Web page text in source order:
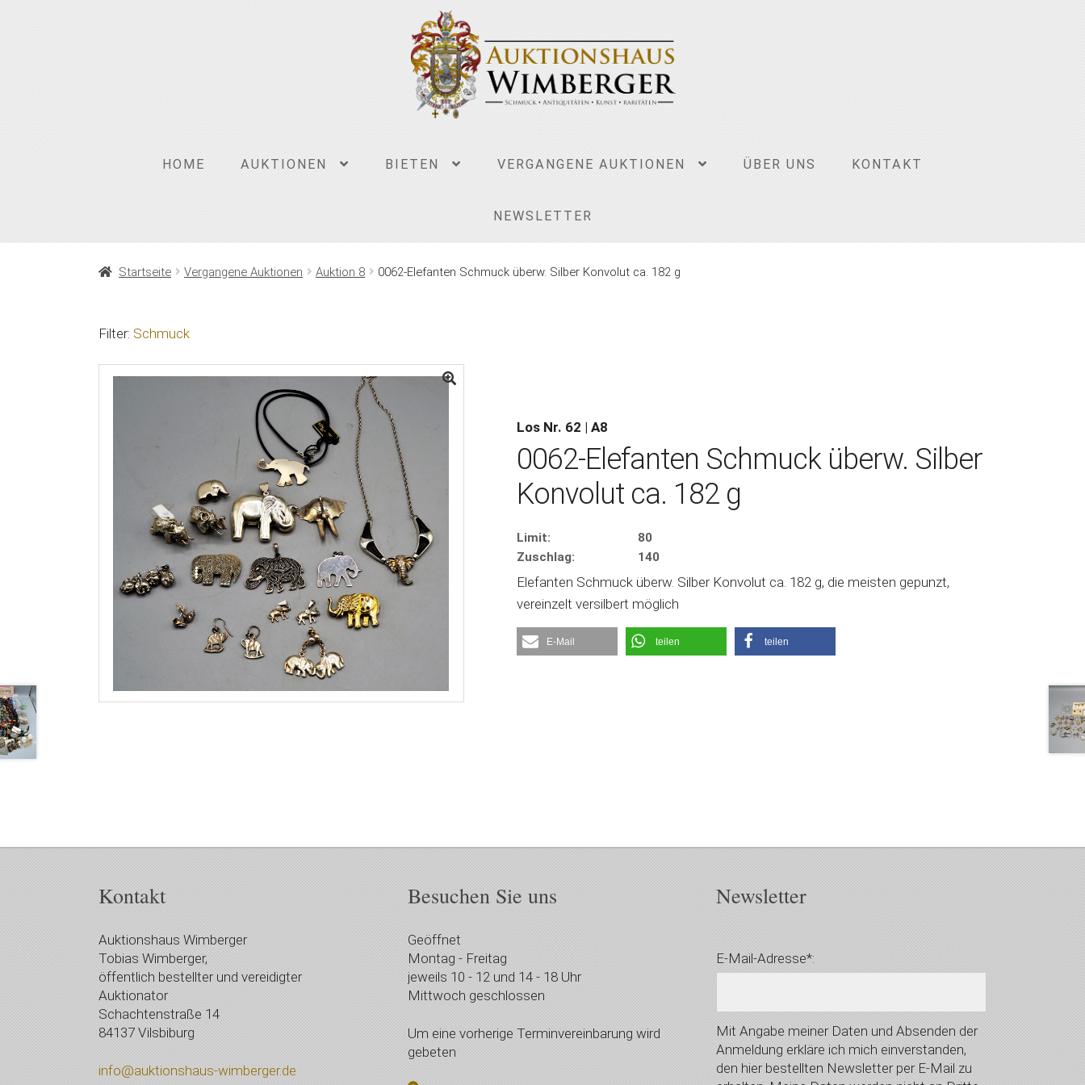
HOME AUKTIONEN BIETEN VERGANGENE AUKTIONEN ÜBER UNS KONTAKT
NEWSLETTER
Startseite Vergangene Auktionen Auktion 8 0062-Elefanten Schmuck überw. Silber Konvolut ca. 182 g
Filter: Schmuck
Los Nr. 62 | A8
0062-Elefanten Schmuck überw. Silber
Konvolut ca. 182 g
Limit:
80
Zuschlag:
140
Elefanten Schmuck überw. Silber Konvolut ca. 182 g, die meisten gepunzt,
vereinzelt versilbert möglich
E-Mail teilen teilen
Kontakt
Auktionshaus Wimberger
Tobias Wimberger,
öffentlich bestellter und vereidigter
Auktionator
Schachtenstraße 14
84137 Vilsbiburg
info@auktionshaus-wimberger.de
Besuchen Sie uns
Geöffnet
Montag - Freitag
jeweils 10 - 12 und 14 - 18 Uhr
Mittwoch geschlossen
Um eine vorherige Terminvereinbarung wird
gebeten
Newsletter
E-Mail-Adresse*:
Mit Angabe meiner Daten und Absenden der
Anmeldung erkläre ich mich einverstanden,
den hier bestellten Newsletter per E-Mail zu